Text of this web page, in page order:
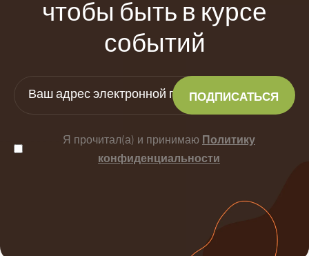
чтобы быть в курсе
событий
Я прочитал(а) и принимаю Политику
конфиденциальности